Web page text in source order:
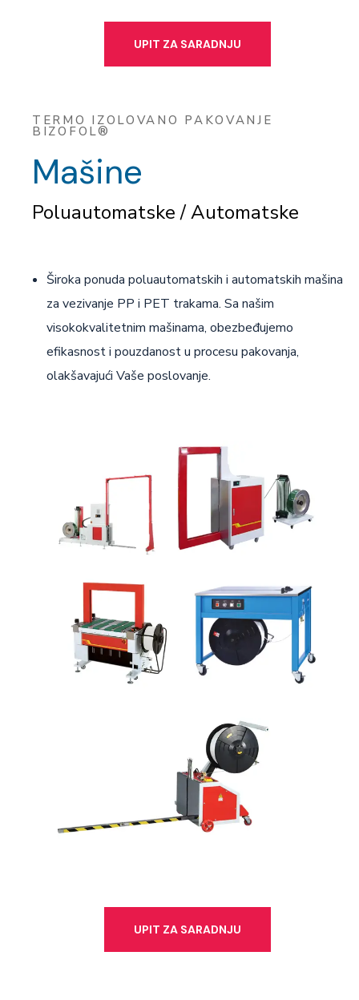
UPIT ZA SARADNJU
TERMO IZOLOVANO PAKOVANJE
BIZOFOL®
Mašine
Poluautomatske / Automatske
Široka ponuda poluautomatskih i automatskih mašina
za vezivanje PP i PET trakama. Sa našim
visokokvalitetnim mašinama, obezbeđujemo
efikasnost i pouzdanost u procesu pakovanja,
olakšavajući Vaše poslovanje.
UPIT ZA SARADNJU